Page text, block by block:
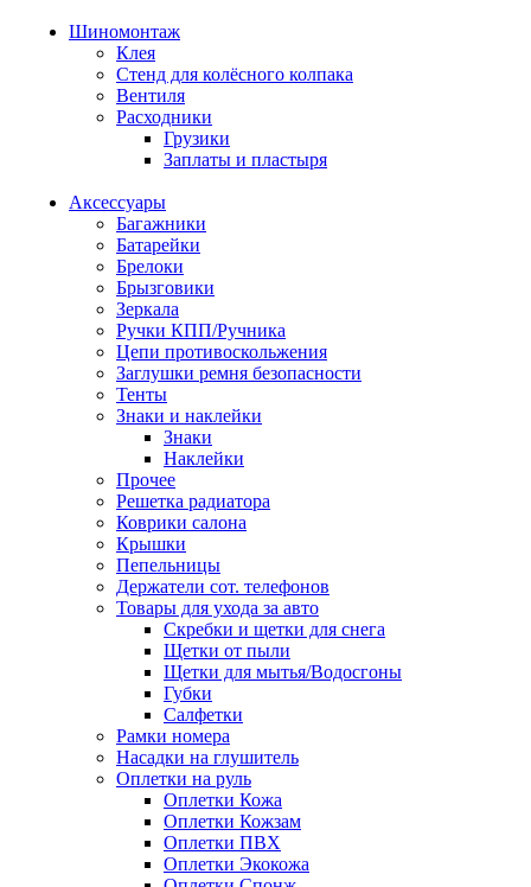
Шиномонтаж
Клея
Стенд для колёсного колпака
Вентиля
Расходники
Грузики
Заплаты и пластыря
Аксессуары
Багажники
Батарейки
Брелоки
Брызговики
Зеркала
Ручки КПП/Ручника
Цепи противоскольжения
Заглушки ремня безопасности
Тенты
Знаки и наклейки
Знаки
Наклейки
Прочее
Решетка радиатора
Коврики салона
Крышки
Пепельницы
Держатели сот. телефонов
Товары для ухода за авто
Скребки и щетки для снега
Щетки от пыли
Щетки для мытья/Водосгоны
Губки
Салфетки
Рамки номера
Насадки на глушитель
Оплетки на руль
Оплетки Кожа
Оплетки Кожзам
Оплетки ПВХ
Оплетки Экокожа